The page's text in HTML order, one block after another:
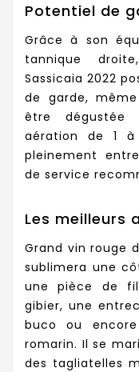
Potentiel de
Grâce à son
tannique
Sassicaia 2022
de garde,
être dégustée
aération de 1
pleinement
de service
Les meilleurs
Grand vin rouge
sublimera une
une pièce de
gibier, une
buco ou
romarin. Il se
des tagliatelles